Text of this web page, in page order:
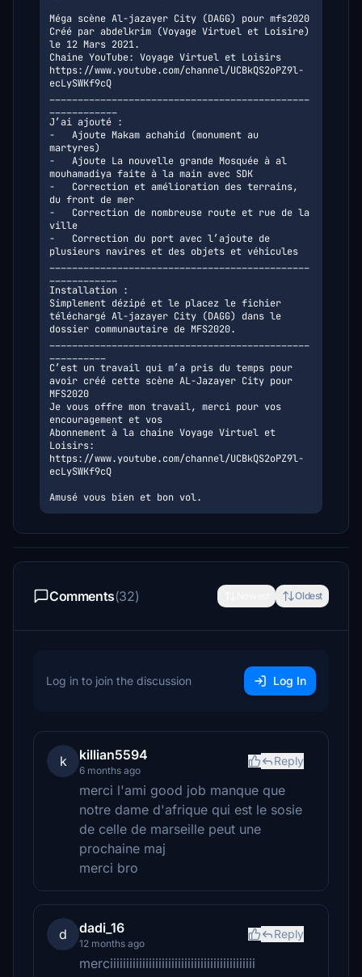
Méga scène Al-jazayer City (DAGG) pour mfs2020
Créé par abdelkrim (Voyage Virtuel et Loisire)
le 12 Mars 2021.
Chaine YouTube: Voyage Virtuel et Loisirs
https://www.youtube.com/channel/UCBkQS2oPZ9l-
ecLySWKf9cQ
J’ai ajouté :
-	Ajoute Makam achahid (monument au
martyres)
-	Ajoute La nouvelle grande Mosquée à al
mouhamadiya faite à la main avec SDK
-	Correction et amélioration des terrains,
du front de mer
-	Correction de nombreuse route et rue de la
ville
-	Correction du port avec l’ajoute de
plusieurs navires et des objets et véhicules
Installation :
Simplement dézipé et le placez le fichier
téléchargé Al-jazayer City (DAGG) dans le
dossier communautaire de MFS2020.
C’est un travail qui m’a pris du temps pour
avoir créé cette scène AL-Jazayer City pour
MFS2020
Je vous offre mon travail, merci pour vos
encouragement et vos
Abonnement à la chaine Voyage Virtuel et
Loisirs:
https://www.youtube.com/channel/UCBkQS2oPZ9l-
ecLySWKf9cQ
Comments(32) Oldest
Log in to join the discussion Log In
k killian5594
6 months ago
Reply
merci l'ami good job manque que
notre dame d'afrique qui est le sosie
de celle de marseille peut une
prochaine maj
merci bro
d dadi_16
12 months ago
Reply
merciiiiiiiiiiiiiiiiiiiiiiiiiiiiiiiiiiiiiiiiiiiii